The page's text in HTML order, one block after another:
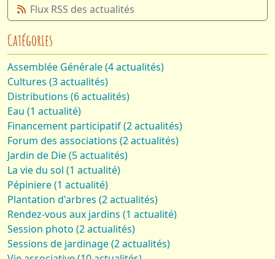
Flux RSS des actualités
Catégories
Assemblée Générale (4 actualités)
Cultures (3 actualités)
Distributions (6 actualités)
Eau (1 actualité)
Financement participatif (2 actualités)
Forum des associations (2 actualités)
Jardin de Die (5 actualités)
La vie du sol (1 actualité)
Pépiniere (1 actualité)
Plantation d'arbres (2 actualités)
Rendez-vous aux jardins (1 actualité)
Session photo (2 actualités)
Sessions de jardinage (2 actualités)